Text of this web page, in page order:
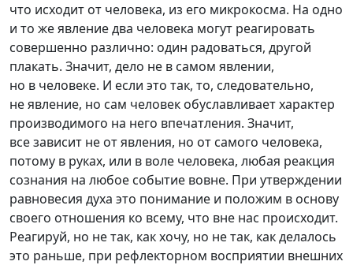
что исходит от человека, из его микрокосма. На одно
и то же явление два человека могут реагировать
совершенно различно: один радоваться, другой
плакать. Значит, дело не в самом явлении,
но в человеке. И если это так, то, следовательно,
не явление, но сам человек обуславливает характер
производимого на него впечатления. Значит,
все зависит не от явления, но от самого человека,
потому в руках, или в воле человека, любая реакция
сознания на любое событие вовне. При утверждении
равновесия духа это понимание и положим в основу
своего отношения ко всему, что вне нас происходит.
Реагируй, но не так, как хочу, но не так, как делалось
это раньше, при рефлекторном восприятии внешних